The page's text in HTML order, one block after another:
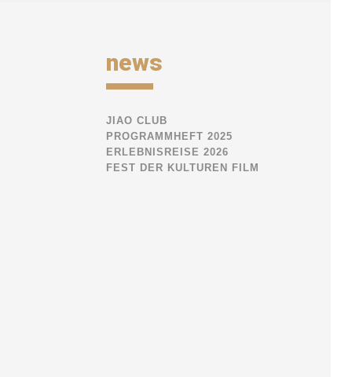
news
JIAO CLUB
PROGRAMMHEFT 2025
ERLEBNISREISE 2026
FEST DER KULTUREN FILM